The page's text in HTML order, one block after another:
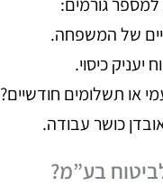
של המשפחה.
כיסוי.
או תשלומים חודשיים?
כושר עבודה.
בע”מ?